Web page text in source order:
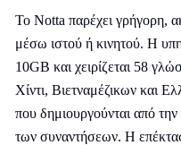
Το Notta παρέχει γρήγορη,
μέσω ιστού ή κινητού. Η
10GB και χειρίζεται 58
Χίντι, Βιετναμέζικων και
που δημιουργούνται από
των συναντήσεων. Η